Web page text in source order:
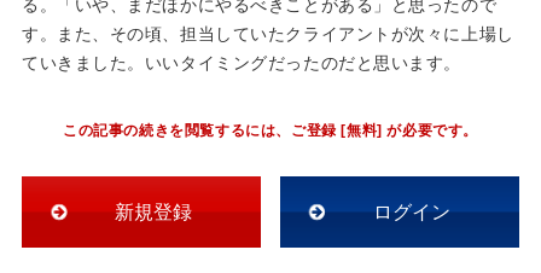
る。「いや、まだほかにやるべきことがある」と思ったので
す。また、その頃、担当していたクライアントが次々に上場し
ていきました。いいタイミングだったのだと思います。
この記事の続きを閲覧するには、ご登録 [無料] が必要です。
新規登録 ログイン